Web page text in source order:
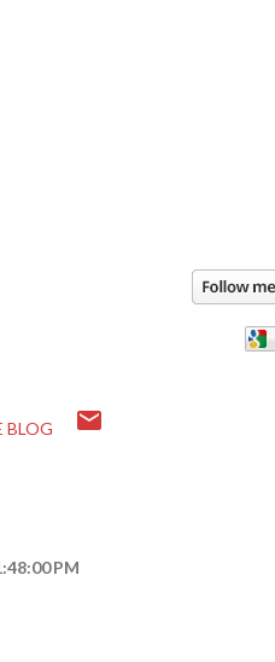
BLOG
PM